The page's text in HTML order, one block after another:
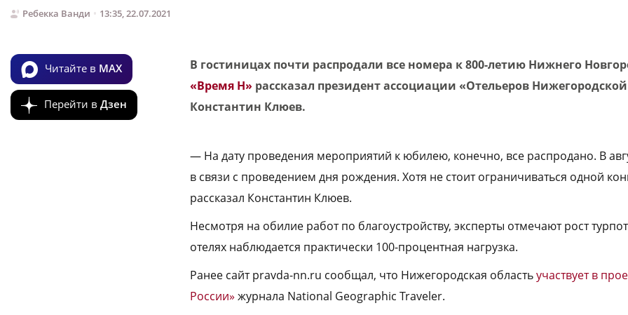
Ребекка Ванди 13:35, 22.07.2021
Читайте в MAX
Перейти в Дзен
В гостиницах почти распродали все номера к 800-летию Нижнего
«Время Н» рассказал президент ассоциации «Отельеров
Константин Клюев.
— На дату проведения мероприятий к юбилею, конечно, все распродано. В
в связи с проведением дня рождения. Хотя не стоит ограничиваться одной
рассказал Константин Клюев.
Несмотря на обилие работ по благоустройству, эксперты отмечают рост
отелях наблюдается практически 100-процентная нагрузка.
Ранее сайт pravda-nn.ru сообщал, что Нижегородская областьучаствует в
России» журнала National Geographic Traveler.